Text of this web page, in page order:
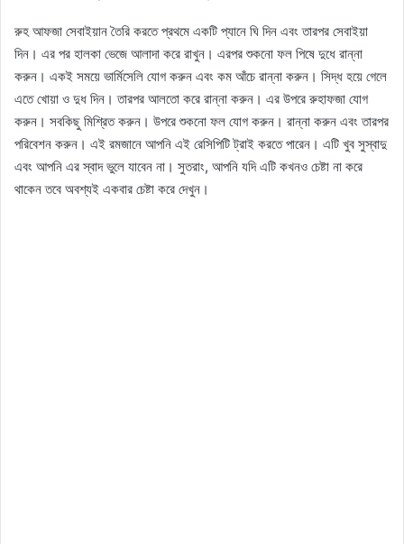
রুহ আফজা সেবাইয়ান তৈরি করতে প্রথমে একটি প্যানে ঘি দিন এবং তারপর সেবাইয়া
দিন। এর পর হালকা ভেজে আলাদা করে রাখুন। এরপর শুকনো ফল পিষে দুধে রান্না
করুন। একই সময়ে ভার্মিসেলি যোগ করুন এবং কম আঁচে রান্না করুন। সিদ্ধ হয়ে গেলে
এতে খোয়া ও দুধ দিন। তারপর আলতো করে রান্না করুন। এর উপরে রুহাফজা যোগ
করুন। সবকিছু মিশ্রিত করুন। উপরে শুকনো ফল যোগ করুন। রান্না করুন এবং তারপর
পরিবেশন করুন। এই রমজানে আপনি এই রেসিপিটি ট্রাই করতে পারেন। এটি খুব সুস্বাদু
এবং আপনি এর স্বাদ ভুলে যাবেন না। সুতরাং, আপনি যদি এটি কখনও চেষ্টা না করে
থাকেন তবে অবশ্যই একবার চেষ্টা করে দেখুন।